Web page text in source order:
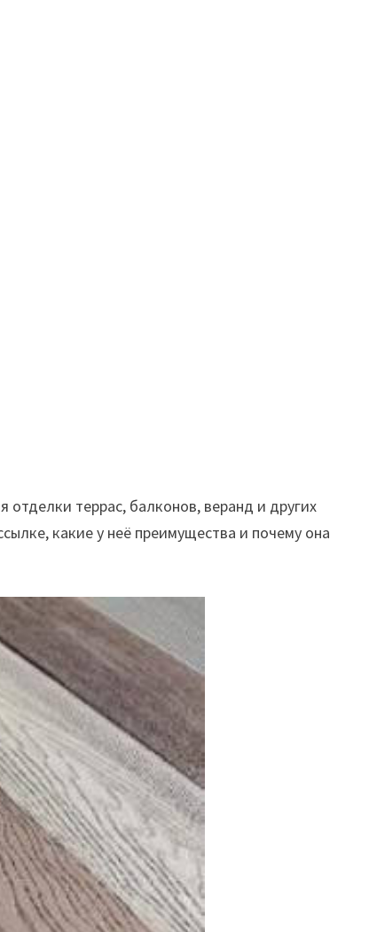
террас, балконов, веранд и других
какие у неё преимущества и почему она